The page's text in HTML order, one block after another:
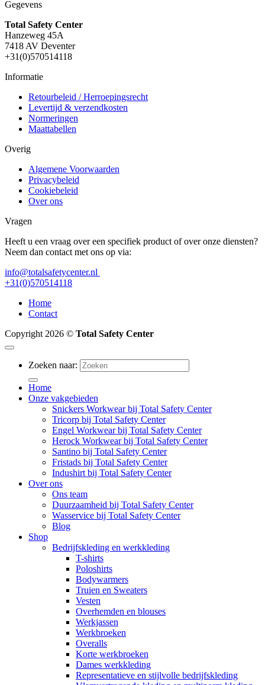
Gegevens
Total Safety Center
Hanzeweg 45A
7418 AV Deventer
+31(0)570514118
Informatie
Retourbeleid / Herroepingsrecht
Levertijd & verzendkosten
Normeringen
Maattabellen
Overig
Algemene Voorwaarden
Privacybeleid
Cookiebeleid
Over ons
Vragen
Heeft u een vraag over een specifiek product of over onze diensten?
Neem dan contact met ons op via:
info@totalsafetycenter.nl
+31(0)570514118
Home
Contact
Copyright 2026 © Total Safety Center
Zoeken naar:
Home
Onze vakgebieden
Snickers Workwear bij Total Safety Center
Tricorp bij Total Safety Center
Engel Workwear bij Total Safety Center
Herock Workwear bij Total Safety Center
Santino bij Total Safety Center
Fristads bij Total Safety Center
Indushirt bij Total Safety Center
Over ons
Ons team
Duurzaamheid bij Total Safety Center
Wasservice bij Total Safety Center
Blog
Shop
Bedrijfskleding en werkkleding
T-shirts
Poloshirts
Bodywarmers
Truien en Sweaters
Vesten
Overhemden en blouses
Werkjassen
Werkbroeken
Overalls
Korte werkbroeken
Dames werkkleding
Representatieve en stijlvolle bedrijfskleding